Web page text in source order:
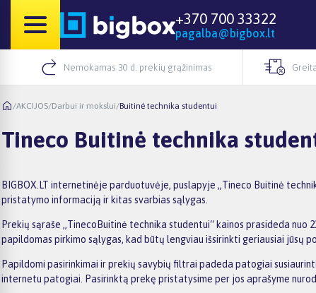
+370 700 33322
pagalba@bigbox.lt
Nemokamas 30 d. prekių grąžinimas
/AKCIJOS/Darbui ir mokslui/Buitinė technika studentui
Tineco Buitinė technika
BIGBOX.LT internetinėje parduotuvėje, puslapyje „Tineco Buitinė
pristatymo informaciją ir kitas svarbias sąlygas.
Prekių sąraše „TinecoBuitinė technika studentui“ kainos prasideda
papildomas pirkimo sąlygas, kad būtų lengviau išsirinkti geriausiai jūsų
Papildomi pasirinkimai ir prekių savybių filtrai padeda patogiai
internetu patogiai. Pasirinktą prekę pristatysime per jos aprašyme